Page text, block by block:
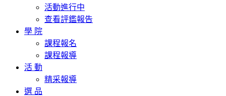
活動進行中
查看評鑑報告
學 院
課程報名
課程報導
活 動
精采報導
選 品